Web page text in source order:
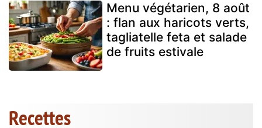
Menu végétarien, 8 août
: flan aux haricots verts,
tagliatelle feta et salade
de fruits estivale
Recettes